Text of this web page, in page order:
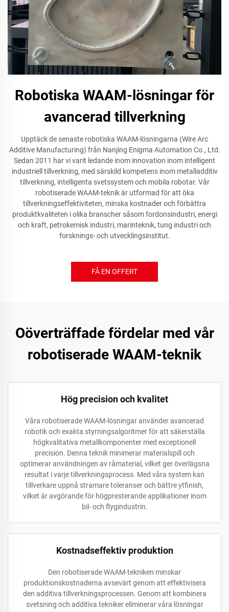
Robotiska WAAM-lösningar för
avancerad tillverkning
Upptäck de senaste robotiska WAAM-lösningarna (Wire Arc
Additive Manufacturing) från Nanjing Enigma Automation Co., Ltd.
Sedan 2011 har vi varit ledande inom innovation inom intelligent
industriell tillverkning, med särskild kompetens inom metalladditiv
tillverkning, intelligenta svetssystem och mobila robotar. Vår
robotiserade WAAM-teknik är utformad för att öka
tillverkningseffektiviteten, minska kostnader och förbättra
produktkvaliteten i olika branscher såsom fordonsindustri, energi
och kraft, petrokemisk industri, marinteknik, tung industri och
forsknings- och utvecklingsinstitut.
FÅ EN OFFERT
Oöverträffade fördelar med vår
robotiserade WAAM-teknik
Hög precision och kvalitet
Våra robotiserade WAAM-lösningar använder avancerad
robotik och exakta styrningsalgoritmer för att säkerställa
högkvalitativa metallkomponenter med exceptionell
precision. Denna teknik minimerar materialspill och
optimerar användningen av råmaterial, vilket ger överlägsna
resultat i varje tillverkningsprocess. Med våra system kan
tillverkare uppnå stramare toleranser och bättre ytfinish,
vilket är avgörande för högpresterande applikationer inom
bil- och flygindustrin.
Kostnadseffektiv produktion
Den robotiserade WAAM-tekniken minskar
produktionskostnaderna avsevärt genom att effektivisera
den additiva tillverkningsprocessen. Genom att kombinera
svetsning och additiva tekniker eliminerar våra lösningar